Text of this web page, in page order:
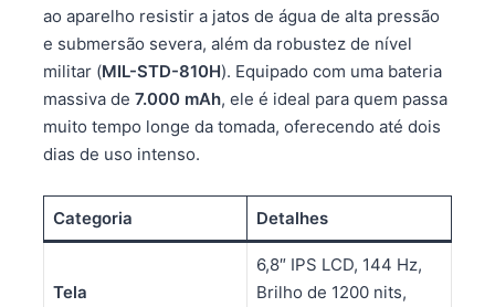
ao aparelho resistir a jatos de água de alta pressão
e submersão severa, além da robustez de nível
militar (MIL-STD-810H). Equipado com uma bateria
massiva de 7.000 mAh, ele é ideal para quem passa
muito tempo longe da tomada, oferecendo até dois
dias de uso intenso.
Categoria Detalhes
Tela
6,8″ IPS LCD, 144 Hz,
Brilho de 1200 nits,